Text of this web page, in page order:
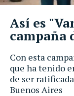
Con esta
que ha tenido
de ser
Buenos Aires
Así es
campaña